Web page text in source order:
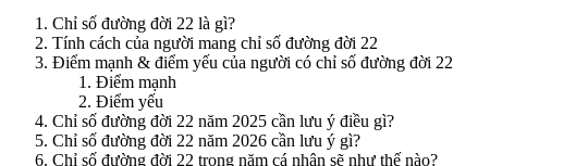
Chỉ số đường đời 22 là gì?
Tính cách của người mang chỉ số đường đời 22
Điểm mạnh & điểm yếu của người có chỉ số đường đời 22
Điểm mạnh
Điểm yếu
Chỉ số đường đời 22 năm 2025 cần lưu ý điều gì?
Chỉ số đường đời 22 năm 2026 cần lưu ý gì?
Chỉ số đường đời 22 trong năm cá nhân sẽ như thế nào?